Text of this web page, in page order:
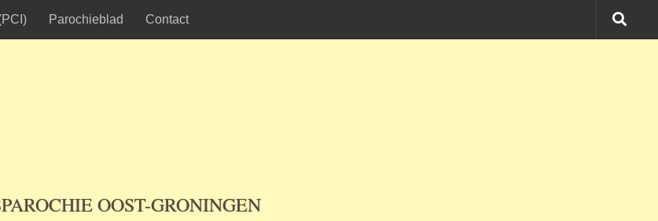
Parochieblad Contact
OOST-GRONINGEN